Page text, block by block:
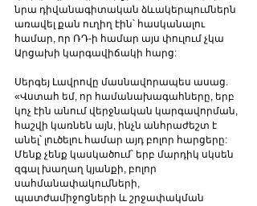
նրա դիվանագիտական ձևակերպումներն
առավել քան ուղիղ էին՝ հասկանալու
համար, որ ՌԴ-ի համար այս փուլում չկա
Արցախի կարգավիճակի հարց:
Սերգեյ Լավրովը մասնավորապես ասաց.
«Վստահ եմ, որ համանախագահները, երբ
կոչ էին անում վերջնական կարգավորման,
հաշվի կառնեն այն, ինչն անհրաժեշտ է
անել՝ լուծելու համար այդ բոլոր հարցերը:
Մենք չենք կասկածում՝ երբ մարդիկ սկսեն
զգալ խաղաղ կյանքի, բոլոր
սահմանափակումների,
պատժամիջոցների և շրջափակման